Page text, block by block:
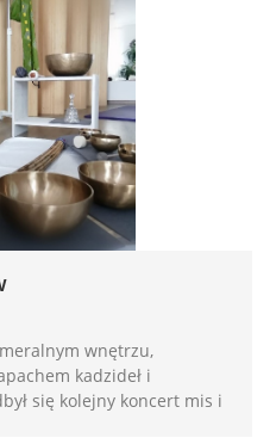
wnętrzu,
kadzideł i
się kolejny koncert mis i